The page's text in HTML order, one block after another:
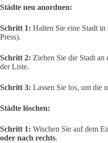
Städte neu anordnen:
Schritt 1: Halten Sie eine Stadt in
Press).
Schritt 2: Ziehen Sie die Stadt
der Liste.
Schritt 3: Lassen Sie los, um die
Städte löschen:
Schritt 1: Wischen Sie auf dem
oder nach rechts.